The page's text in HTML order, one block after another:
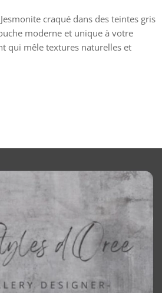
craqué dans des teintes gris
moderne et unique à votre
qui mêle textures naturelles et